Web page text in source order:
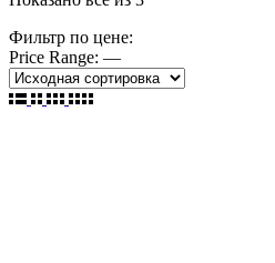
Фильтр по цене:
Price Range: —